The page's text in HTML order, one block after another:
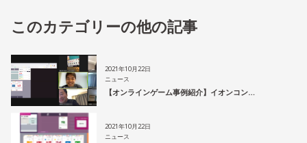
このカテゴリーの他の記事
2021年10月22日
ニュース
【オンラインゲーム事例紹介】イオンコン…
2021年10月22日
ニュース